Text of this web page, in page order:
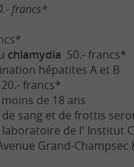
francs*
chlamydia 50.- francs*
hépatites A et B
francs*
de 18 ans
sang et de frottis
de l' Institut
Grand-Champsec